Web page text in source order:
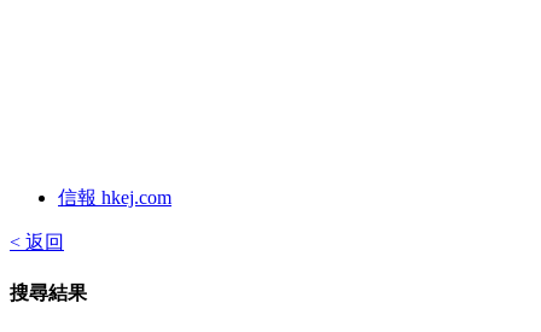
信報 hkej.com
< 返回
搜尋結果